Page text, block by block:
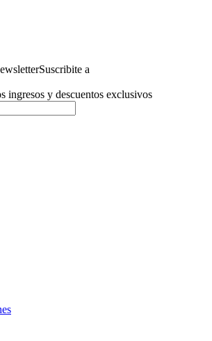
Suscribite a
ingresos y descuentos exclusivos